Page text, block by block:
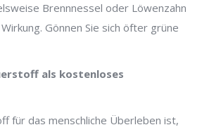
Brennnessel oder Löwenzahn
Gönnen Sie sich öfter grüne
als kostenloses
für das menschliche Überleben ist,